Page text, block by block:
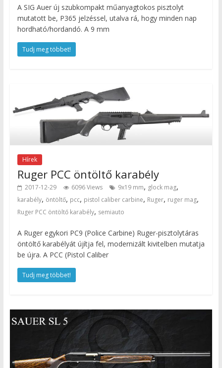
A SIG Auer új szubkompakt műanyagtokos pisztolyt
mutatott be, P365 jelzéssel, utalva rá, hogy minden nap
hordható/hordandó. A 9 mm
Tudj meg többet!
Hírek
Ruger PCC öntöltő karabély
2017-12-29 6096 Views 9x19 mm, glock mag,
karabély, öntöltő, pcc, pistol caliber carbine, Ruger, ruger mag,
Ruger PCC öntöltő karabély, semiauto
A Ruger egykori PC9 (Police Carbine) Ruger-pisztolytáras
öntöltő karabélyát újítja fel, modernizált kivitelben mutatja
be újra. A PCC (Pistol Caliber
Tudj meg többet!